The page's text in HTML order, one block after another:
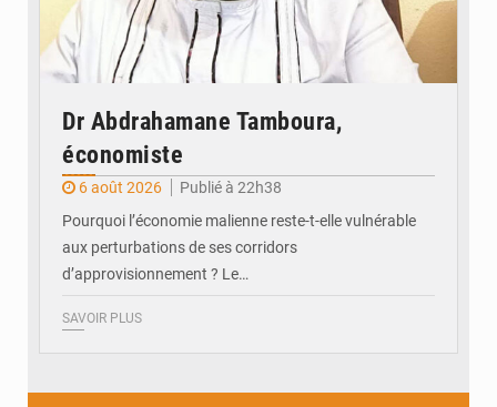
Dr Abdrahamane Tamboura,
économiste
6 août 2026
Publié à 22h38
Pourquoi l’économie malienne reste-t-elle vulnérable
aux perturbations de ses corridors
d’approvisionnement ? Le…
SAVOIR PLUS